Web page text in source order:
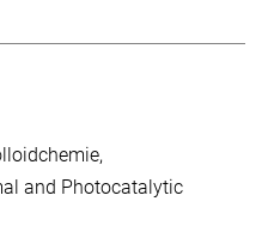
and Photocatalytic